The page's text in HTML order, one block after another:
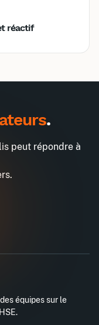
réactif
.
peut répondre à
équipes sur le